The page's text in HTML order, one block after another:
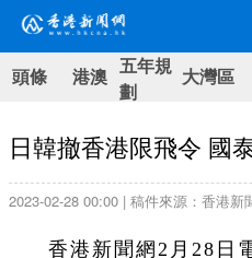
頭條 港澳 五年規
劃
大灣區
日韓撤香港限飛令 國
2023-02-28 00:00 | 稿件來源：香港新
香港新聞網2月28日